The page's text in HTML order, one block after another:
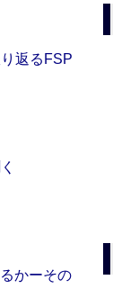
返るFSP
かーその